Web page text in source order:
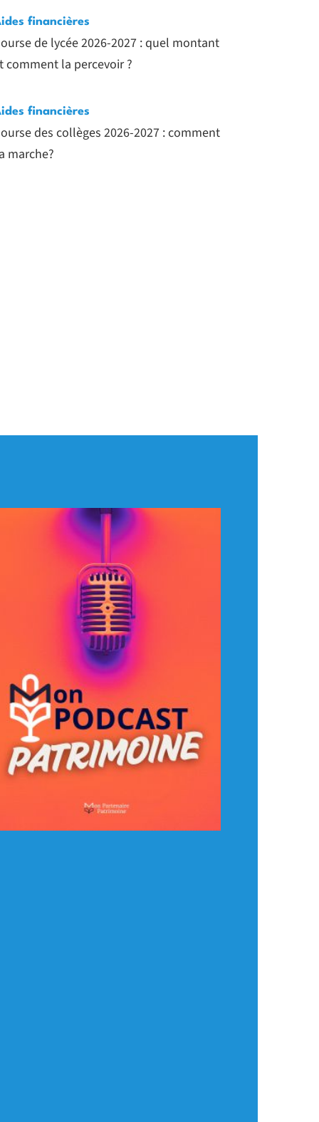
financières
de lycée 2026-2027 : quel montant
comment la percevoir ?
financières
des collèges 2026-2027 : comment
marche?